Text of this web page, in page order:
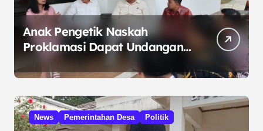
Anak Pengetik Naskah
Proklamasi Dapat Undangan
HUT RI dari Presiden
Prabowo
News Pemerintahan Desa Politik